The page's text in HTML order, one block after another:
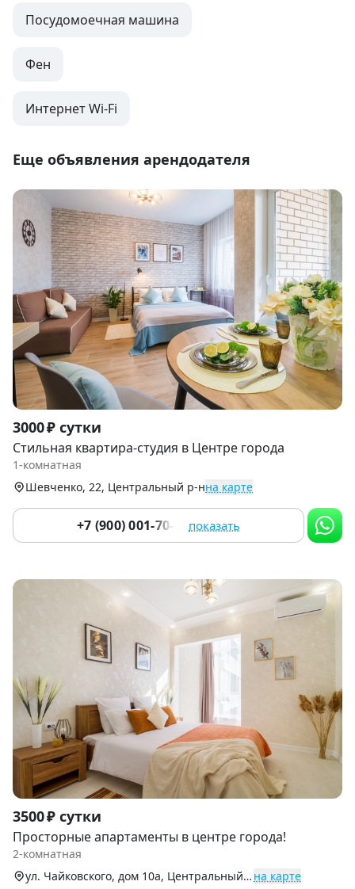
Посудомоечная машина
Фен
Интернет Wi-Fi
Еще объявления арендодателя
Item
1
of
9
3000 ₽ сутки
Стильная квартира-студия в Центре города
1-комнатная
Шевченко, 22, Центральный р-нна карте
+7 (900) 001-70-76 показать
Item
1
of
3500 ₽ сутки
Просторные апартаменты в центре города!
2-комнатная
ул. Чайковского, дом 10а, Центральный р-н на карте